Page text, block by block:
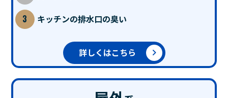
キッチンの排水口の臭い
詳しくはこちら